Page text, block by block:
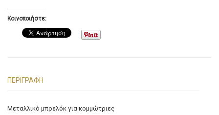
Κοινοποιήστε:
ΠΕΡΙΓΡΑΦΉ
Μεταλλικό μπρελόκ για κομμώτριες